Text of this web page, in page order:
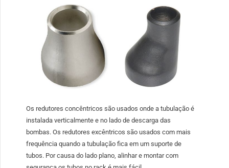
Os redutores concêntricos são usados ​​onde a tubulação é
instalada verticalmente e no lado de descarga das
bombas. Os redutores excêntricos são usados ​​com mais
frequência quando a tubulação fica em um suporte de
tubos. Por causa do lado plano, alinhar e montar com